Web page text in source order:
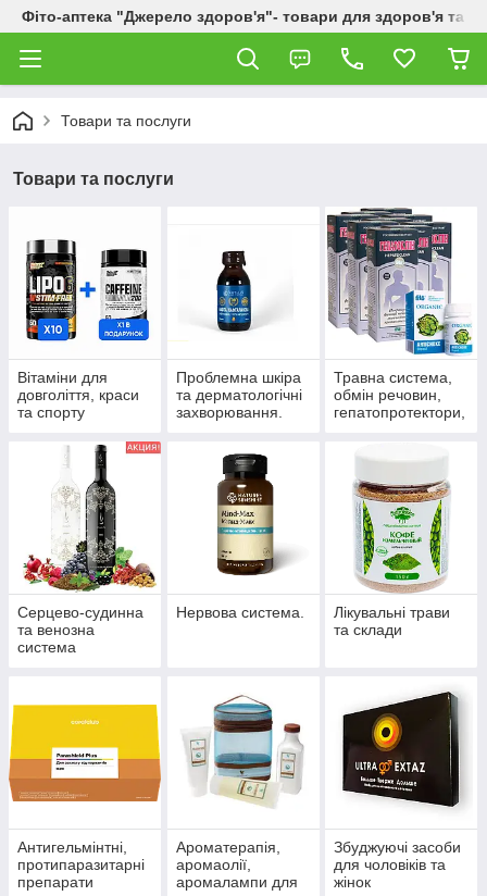
Фіто-аптека "Джерело здоров'я"- товари для здоров'я та
Товари та послуги
Товари та послуги
Вітаміни для
довголіття, краси
та спорту
Проблемна шкіра
та дерматологічні
захворювання.
Травна система,
обмін речовин,
гепатопротектори,
Серцево-судинна
та венозна
система
Нервова система.
Лікувальні трави
та склади
Антигельмінтні,
протипаразитарні
препарати
Ароматерапія,
аромаолії,
аромалампи для
Збуджуючі засоби
для чоловіків та
жінок